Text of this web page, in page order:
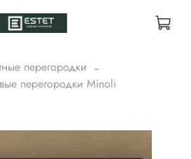
перегородки
перегородки Minoli